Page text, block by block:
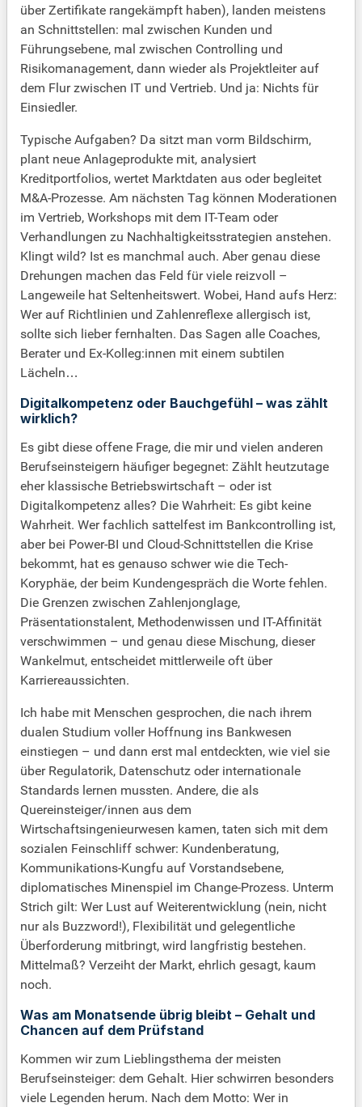
über Zertifikate rangekämpft haben), landen meistens
an Schnittstellen: mal zwischen Kunden und
Führungsebene, mal zwischen Controlling und
Risikomanagement, dann wieder als Projektleiter auf
dem Flur zwischen IT und Vertrieb. Und ja: Nichts für
Einsiedler.
Typische Aufgaben? Da sitzt man vorm Bildschirm,
plant neue Anlageprodukte mit, analysiert
Kreditportfolios, wertet Marktdaten aus oder begleitet
M&A-Prozesse. Am nächsten Tag können Moderationen
im Vertrieb, Workshops mit dem IT-Team oder
Verhandlungen zu Nachhaltigkeitsstrategien anstehen.
Klingt wild? Ist es manchmal auch. Aber genau diese
Drehungen machen das Feld für viele reizvoll –
Langeweile hat Seltenheitswert. Wobei, Hand aufs Herz:
Wer auf Richtlinien und Zahlenreflexe allergisch ist,
sollte sich lieber fernhalten. Das Sagen alle Coaches,
Berater und Ex-Kolleg:innen mit einem subtilen
Lächeln…
Digitalkompetenz oder Bauchgefühl – was zählt
wirklich?
Es gibt diese offene Frage, die mir und vielen anderen
Berufseinsteigern häufiger begegnet: Zählt heutzutage
eher klassische Betriebswirtschaft – oder ist
Digitalkompetenz alles? Die Wahrheit: Es gibt keine
Wahrheit. Wer fachlich sattelfest im Bankcontrolling ist,
aber bei Power-BI und Cloud-Schnittstellen die Krise
bekommt, hat es genauso schwer wie die Tech-
Koryphäe, der beim Kundengespräch die Worte fehlen.
Die Grenzen zwischen Zahlenjonglage,
Präsentationstalent, Methodenwissen und IT-Affinität
verschwimmen – und genau diese Mischung, dieser
Wankelmut, entscheidet mittlerweile oft über
Karriereaussichten.
Ich habe mit Menschen gesprochen, die nach ihrem
dualen Studium voller Hoffnung ins Bankwesen
einstiegen – und dann erst mal entdeckten, wie viel sie
über Regulatorik, Datenschutz oder internationale
Standards lernen mussten. Andere, die als
Quereinsteiger/innen aus dem
Wirtschaftsingenieurwesen kamen, taten sich mit dem
sozialen Feinschliff schwer: Kundenberatung,
Kommunikations-Kungfu auf Vorstandsebene,
diplomatisches Minenspiel im Change-Prozess. Unterm
Strich gilt: Wer Lust auf Weiterentwicklung (nein, nicht
nur als Buzzword!), Flexibilität und gelegentliche
Überforderung mitbringt, wird langfristig bestehen.
Mittelmaß? Verzeiht der Markt, ehrlich gesagt, kaum
noch.
Was am Monatsende übrig bleibt – Gehalt und
Chancen auf dem Prüfstand
Kommen wir zum Lieblingsthema der meisten
Berufseinsteiger: dem Gehalt. Hier schwirren besonders
viele Legenden herum. Nach dem Motto: Wer in